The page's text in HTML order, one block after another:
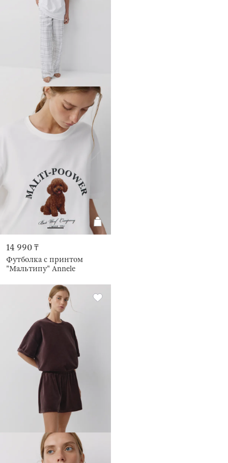
14 990 ₸
Футболка с принтом
"Мальтипу" Annele